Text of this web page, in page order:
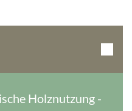
Holznutzung -